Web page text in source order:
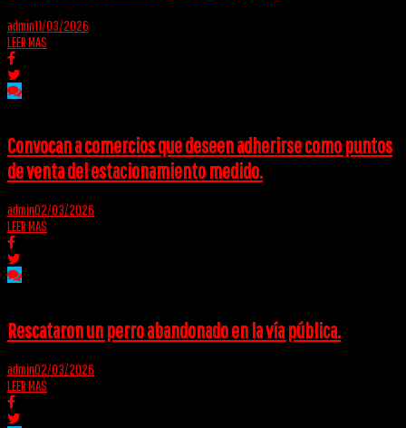
admin11/03/2026
LEER MAS
Convocan a comercios que deseen adherirse como puntos
de venta del estacionamiento medido.
admin02/03/2026
LEER MAS
Rescataron un perro abandonado en la vía pública.
admin02/03/2026
LEER MAS